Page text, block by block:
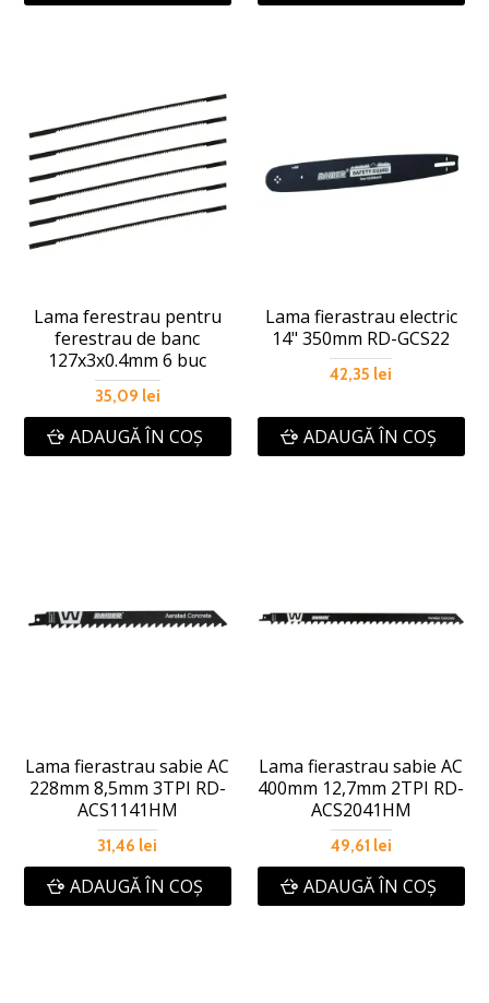
Lama ferestrau pentru
ferestrau de banc
127x3x0.4mm 6 buc
35,09 lei
ADAUGĂ ÎN COŞ
Lama fierastrau electric
14" 350mm RD-GCS22
42,35 lei
ADAUGĂ ÎN COŞ
Lama fierastrau sabie AC
228mm 8,5mm 3TPI RD-
ACS1141HM
31,46 lei
ADAUGĂ ÎN COŞ
Lama fierastrau sabie AC
400mm 12,7mm 2TPI RD-
ACS2041HM
49,61 lei
ADAUGĂ ÎN COŞ